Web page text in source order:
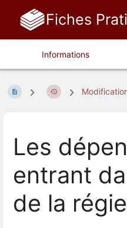
Fiches
Informations
Les
entrant
de la régie